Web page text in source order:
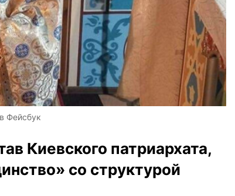
Фейсбук
Киевского патриархата,
со структурой